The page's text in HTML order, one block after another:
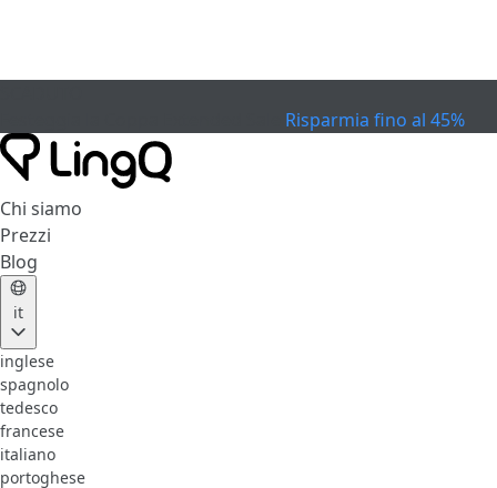
Risparmia fino al 45%
Chi siamo
Prezzi
Blog
it
inglese
spagnolo
tedesco
francese
italiano
portoghese